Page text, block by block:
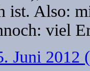
ist. Also:
viel
Juni 2012